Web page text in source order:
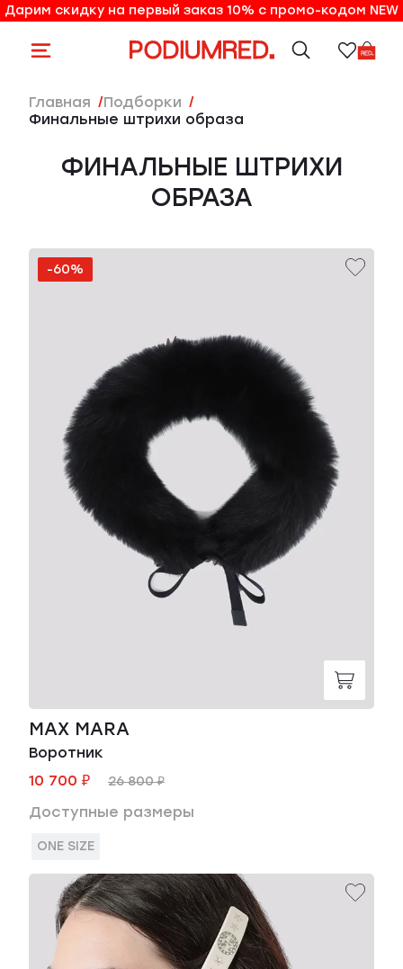
10% на первый заказ по промо-коду NEW
Дарим скидку на первый заказ 10% с промо-кодом NEW
Главная
Подборки
финальные штрихи образа
ФИНАЛЬНЫЕ ШТРИХИ
ОБРАЗА
-60%
MAX MARA
Воротник
10 700 ₽
26 800 ₽
Доступные размеры
ONE SIZE